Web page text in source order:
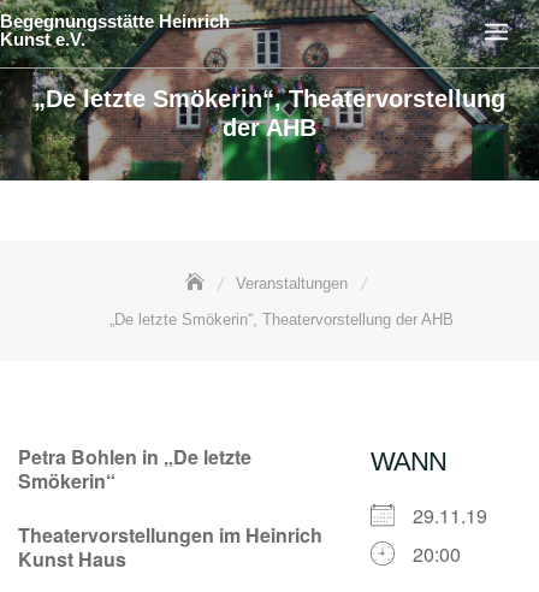
Skip
to
content
Begegnungsstätte Heinrich
Kunst e.V.
„De letzte Smökerin“, Theatervorstellung
der AHB
Veranstaltungen
„De letzte Smökerin“, Theatervorstellung der AHB
WANN
29.11.19
20:00
Petra Bohlen in „De letzte
Smökerin“
Theatervorstellungen im Heinrich
Kunst Haus